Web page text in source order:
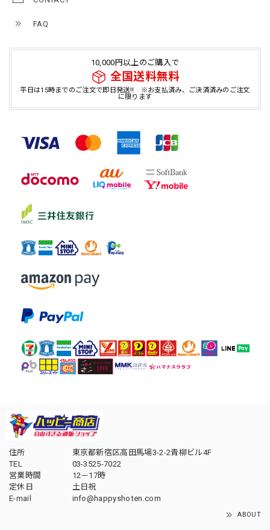
FAQ
10,000円以上のご購入で
全国送料無料
平日は15時までのご注文で即日発送!! ※お支払済み、ご決済済みのご注文
に限ります
住所
東京都新宿区高田馬場3-2-2青柳ビル4F
TEL
03-3525-7022
営業時間
12－17時
定休日
土日祝
E-mail
info@happyshoten.com
ABOUT